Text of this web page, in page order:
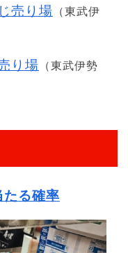
売り場 （東武伊
り場 （東武伊勢
たる確率